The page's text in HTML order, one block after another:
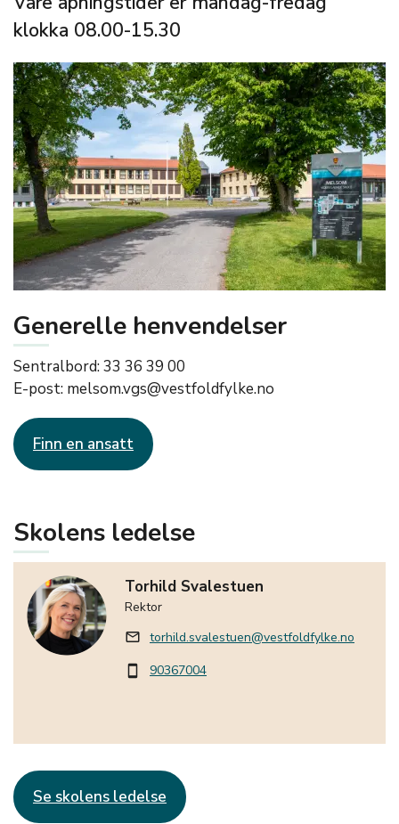
klokka 08.00-15.30
Generelle henvendelser
Sentralbord: 33 36 39 00
E-post: melsom.vgs@vestfoldfylke.no
Finn en ansatt
Skolens ledelse
Torhild Svalestuen
Rektor
mail_outline torhild.svalestuen@vestfoldfylke.no
smartphone 90367004
Se skolens ledelse